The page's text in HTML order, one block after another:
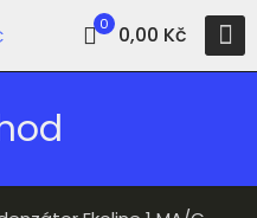
0 0,00 Kč